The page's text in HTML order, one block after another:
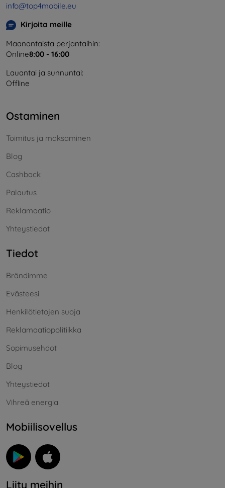
info@top4mobile.eu
Kirjoita meille
Maanantaista perjantaihin:
Online8:00 - 16:00
Lauantai ja sunnuntai:
Offline
Ostaminen
Toimitus ja maksaminen
Blog
Cashback
Palautus
Reklamaatio
Yhteystiedot
Tiedot
Brändimme
Evästeesi
Henkilötietojen suoja
Reklamaatiopolitiikka
Sopimusehdot
Blog
Yhteystiedot
Vihreä energia
Mobiilisovellus
Liity meihin